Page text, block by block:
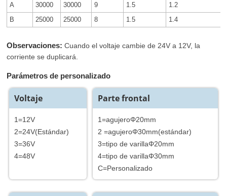
A
30000 30000 9 1.5
1.2
B
25000 25000 8 1.5 1.4
Observaciones: Cuando el voltaje cambie de 24V a 12V, la
corriente se duplicará.
Parámetros de personalizado
Voltaje
1=12V
2=24V(Estándar)
3=36V
4=48V
Parte frontal
1=agujeroΦ20mm
2 =agujeroΦ30mm(estándar)
3=tipo de varillaΦ20mm
4=tipo de varillaΦ30mm
C=Personalizado